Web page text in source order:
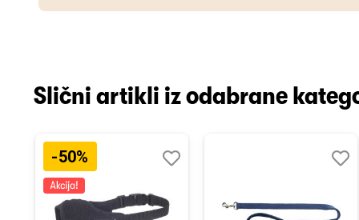
Slični artikli iz odabrane
-50%
listu
listu